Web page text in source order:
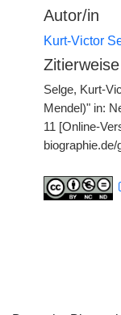
Autor/in
Kurt-Victor
Zitierweise
Selge, Kurt-
Mendel)" in:
11 [Online-